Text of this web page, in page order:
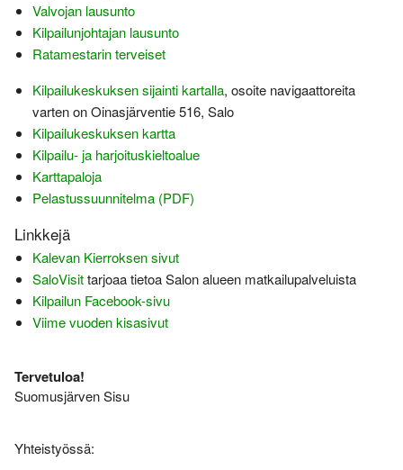
Valvojan lausunto
Kilpailunjohtajan lausunto
Ratamestarin terveiset
Kilpailukeskuksen sijainti kartalla, osoite navigaattoreita
varten on Oinasjärventie 516, Salo
Kilpailukeskuksen kartta
Kilpailu- ja harjoituskieltoalue
Karttapaloja
Pelastussuunnitelma (PDF)
Linkkejä
Kalevan Kierroksen sivut
SaloVisittarjoaa tietoa Salon alueen matkailupalveluista
Kilpailun Facebook-sivu
Viime vuoden kisasivut
Tervetuloa!
Suomusjärven Sisu
Yhteistyössä: